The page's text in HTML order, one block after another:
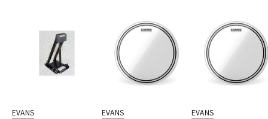
EVANS EVANS EVANS